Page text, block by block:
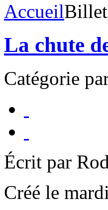
Accueil
La chute
Catégorie
Écrit par
Créé le